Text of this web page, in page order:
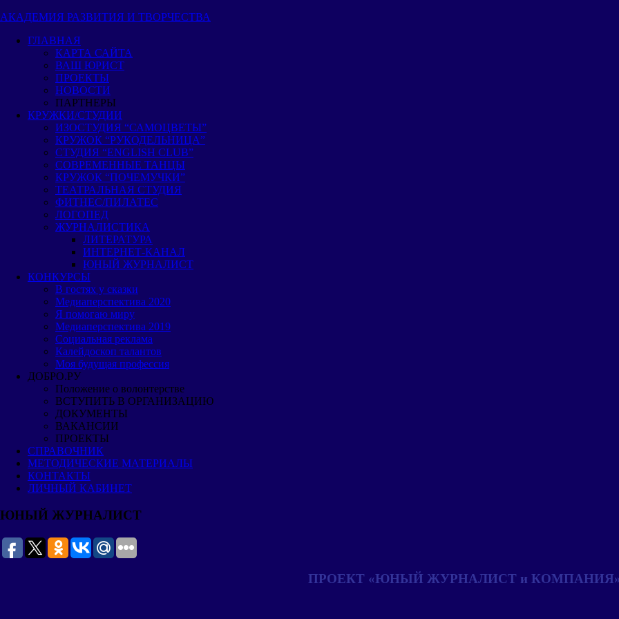
Пропустить
перейти
содержимому
АКАДЕМИЯ РАЗВИТИЯ И ТВОРЧЕСТВА
ГЛАВНАЯ
КАРТА САЙТА
ВАШ ЮРИСТ
ПРОЕКТЫ
НОВОСТИ
ПАРТНЕРЫ
КРУЖКИ/СТУДИИ
ИЗОСТУДИЯ “САМОЦВЕТЫ”
КРУЖОК “РУКОДЕЛЬНИЦА”
СТУДИЯ “ENGLISH CLUB”
СОВРЕМЕННЫЕ ТАНЦЫ
КРУЖОК “ПОЧЕМУЧКИ”
ТЕАТРАЛЬНАЯ СТУДИЯ
ФИТНЕС/ПИЛАТЕС
ЛОГОПЕД
ЖУРНАЛИСТИКА
ЛИТЕРАТУРА
ИНТЕРНЕТ-КАНАЛ
ЮНЫЙ ЖУРНАЛИСТ
КОНКУРСЫ
В гостях у сказки
Медиаперспектива 2020
Я помогаю миру
Медиаперспектива 2019
Cоциальная реклама
Калейдоскоп талантов
Моя будущая профессия
ДОБРО.РУ
Положение о волонтерстве
ВСТУПИТЬ В ОРГАНИЗАЦИЮ
ДОКУМЕНТЫ
ВАКАНСИИ
ПРОЕКТЫ
СПРАВОЧНИК
МЕТОДИЧЕСКИЕ МАТЕРИАЛЫ
КОНТАКТЫ
ЛИЧНЫЙ КАБИНЕТ
ЮНЫЙ ЖУРНАЛИСТ
ПРОЕКТ «ЮНЫЙ ЖУРНАЛИСТ и